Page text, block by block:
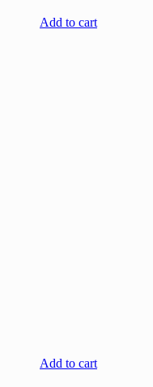
Add to cart
Add to cart